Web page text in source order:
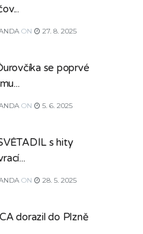
ON 27. 8. 2025
se poprvé
ON 5. 6. 2025
s hity
ON 28. 5. 2025
dorazil do Plzně